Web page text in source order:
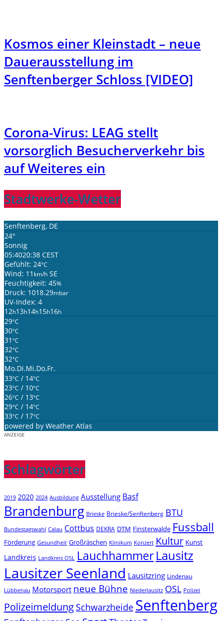
Kosmos einer Kleinstadt – neue
Dauerausstellung im
Senftenberger Schloss [VIDEO]
Corona-Virus: LEAG stellt
vorsorglich Besucherverkehr bis
auf Weiteres ein
Stadtwerke-Wetter
Senftenberg, DE
24°
Sonnig
05:4020:38 CEST
Gefühlt: 24°C
Wind: 11 km/h SE
Feuchtigkeit: 45%
Druck: 1018.29mbar
UV-Index: 4
12h13h14h15h16h
29°C
30°C
31 °C
32°C
32°C
Mo.Di.Mi.Do.Fr.
33°C / 14°C
23°C / 10°C
26°C / 13°C
29°C / 14°C
33°C / 17°C
powered by Weather Atlas
ANZEIGE
Schlagwörter
2019 2020 2024 Ausbildung Ausstellung Basf
Brandenburg Brieske Brieske/Senftenberg BTU
Bundestagswahl Calau Cottbus DEKRA DTM Finsterwalde Fussball
Förderung Gesundheit Großräschen Klinikum Konzert Kultur Kunst
Landkreis Landkreis OSL LauchhammerLausitz
Lausitzer Seenland Lausitzring Lindenau
Lübbenau Motorsport neue Bühne Niederlausitz OSL Polizei
Polizeimeldung Schwarzheide Senftenberg